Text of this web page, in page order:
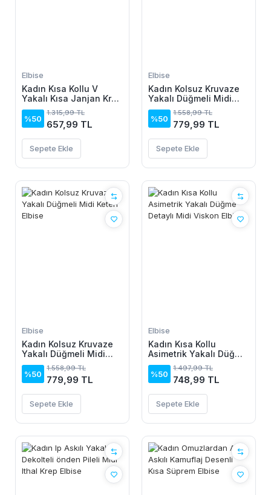
Elbise
Kadın Kısa Kollu V
Yakalı Kısa Janjan Krep
Elbise
%50
1.315,99 TL
657,99 TL
Sepete Ekle
Elbise
Kadın Kolsuz Kruvaze
Yakalı Düğmeli Midi
Keten Elbise
%50
1.558,99 TL
779,99 TL
Sepete Ekle
Elbise
Kadın Kolsuz Kruvaze
Yakalı Düğmeli Midi
Keten Elbise
%50
1.558,99 TL
779,99 TL
Sepete Ekle
Elbise
Kadın Kısa Kollu
Asimetrik Yakalı Düğme
Detaylı Midi Viskon
Elbise
%50
1.497,99 TL
748,99 TL
Sepete Ekle